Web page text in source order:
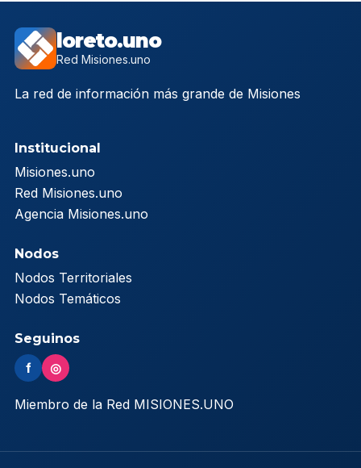
loreto.uno
Red Misiones.uno
La red de información más grande de Misiones
Institucional
Misiones.uno
Red Misiones.uno
Agencia Misiones.uno
Nodos
Nodos Territoriales
Nodos Temáticos
Seguinos
f ◎
Miembro de la Red MISIONES.UNO